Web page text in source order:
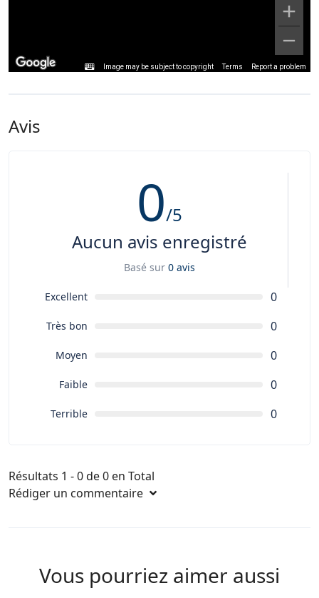
Image may be subject to copyright Terms Report a problem
Avis
0/5
Aucun avis enregistré
Basé sur 0 avis
Excellent 0
Très bon 0
Moyen 0
Faible 0
Terrible 0
Résultats 1 - 0 de 0 en Total
Rédiger un commentaire
Vous pourriez aimer aussi